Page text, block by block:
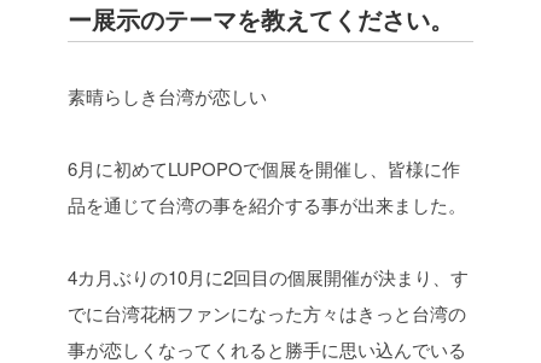
ー展示のテーマを教えてください。
素晴らしき台湾が恋しい
6月に初めてLUPOPOで個展を開催し、皆様に作
品を通じて台湾の事を紹介する事が出来ました。
4カ月ぶりの10月に2回目の個展開催が決まり、す
でに台湾花柄ファンになった方々はきっと台湾の
事が恋しくなってくれると勝手に思い込んでいる